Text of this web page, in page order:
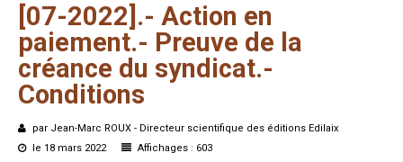
[07-2022].- Action en
paiement.- Preuve de la
créance du syndicat.-
Conditions
par Jean-Marc ROUX - Directeur scientifique des éditions Edilaix
le 18 mars 2022
Affichages : 603